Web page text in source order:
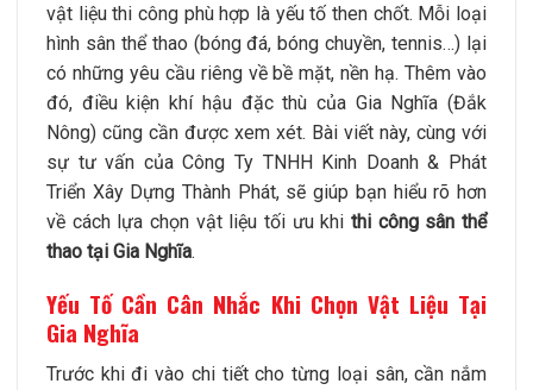
vật liệu thi công phù hợp là yếu tố then chốt. Mỗi loại
hình sân thể thao (bóng đá, bóng chuyền, tennis…) lại
có những yêu cầu riêng về bề mặt, nền hạ. Thêm vào
đó, điều kiện khí hậu đặc thù của Gia Nghĩa (Đắk
Nông) cũng cần được xem xét. Bài viết này, cùng với
sự tư vấn của Công Ty TNHH Kinh Doanh & Phát
Triển Xây Dựng Thành Phát, sẽ giúp bạn hiểu rõ hơn
về cách lựa chọn vật liệu tối ưu khi thi công sân thể
thao tại Gia Nghĩa.
Yếu Tố Cần Cân Nhắc Khi Chọn Vật Liệu Tại
Gia Nghĩa
Trước khi đi vào chi tiết cho từng loại sân, cần nắm